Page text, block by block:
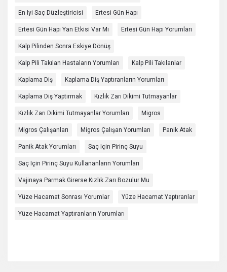
En Iyi Saç Düzleştiricisi Ertesi Gün Hapı
Ertesi Gün Hapı Yan Etkisi Var Mı Ertesi Gün Hapı Yorumları
Kalp Pilinden Sonra Eskiye Dönüş
Kalp Pili Takılan Hastaların Yorumları Kalp Pili Takılanlar
Kaplama Diş Kaplama Diş Yaptıranların Yorumları
Kaplama Diş Yaptırmak Kızlık Zarı Dikimi Tutmayanlar
Kızlık Zarı Dikimi Tutmayanlar Yorumları Migros
Migros Çalışanları Migros Çalışan Yorumları Panik Atak
Panik Atak Yorumları Saç Için Pirinç Suyu
Saç Için Pirinç Suyu Kullananların Yorumları
Vajinaya Parmak Girerse Kızlık Zarı Bozulur Mu
Yüze Hacamat Sonrası Yorumlar Yüze Hacamat Yaptıranlar
Yüze Hacamat Yaptıranların Yorumları